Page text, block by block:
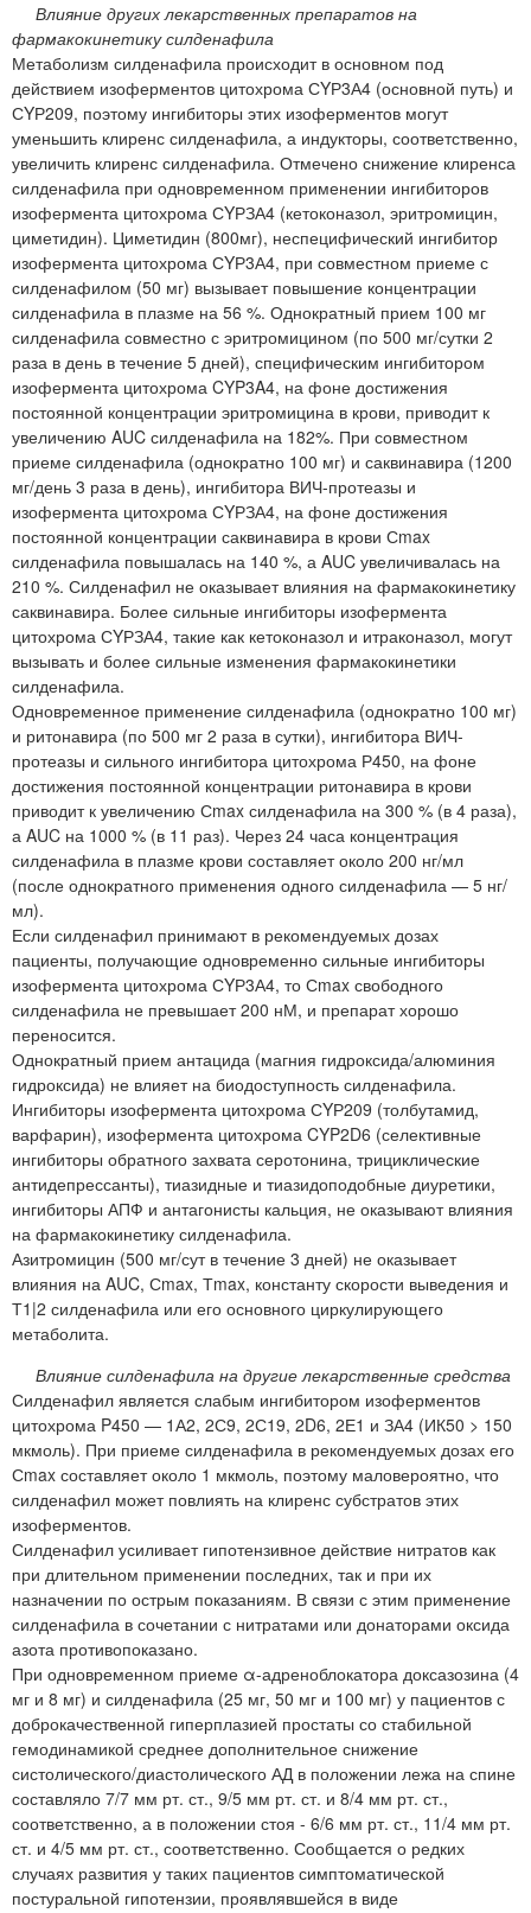
Влияние других лекарственных препаратов на
фармакокинетику силденафила
Метаболизм силденафила происходит в основном под
действием изоферментов цитохрома СYР3А4 (основной путь) и
СYР209, поэтому ингибиторы этих изоферментов могут
уменьшить клиренс силденафила, а индукторы, соответственно,
увеличить клиренс силденафила. Отмечено снижение клиренса
силденафила при одновременном применении ингибиторов
изофермента цитохрома СYРЗА4 (кетоконазол, эритромицин,
циметидин). Циметидин (800мг), неспецифический ингибитор
изофермента цитохрома СYР3А4, при совместном приеме с
силденафилом (50 мг) вызывает повышение концентрации
силденафила в плазме на 56 %. Однократный прием 100 мг
силденафила совместно с эритромицином (по 500 мг/сутки 2
раза в день в течение 5 дней), специфическим ингибитором
изофермента цитохрома CYP3A4, на фоне достижения
постоянной концентрации эритромицина в крови, приводит к
увеличению AUC силденафила на 182%. При совместном
приеме силденафила (однократно 100 мг) и саквинавира (1200
мг/день 3 раза в день), ингибитора ВИЧ-протеазы и
изофермента цитохрома СYРЗА4, на фоне достижения
постоянной концентрации саквинавира в крови Сmax
силденафила повышалась на 140 %, а AUC увеличивалась на
210 %. Силденафил не оказывает влияния на фармакокинетику
саквинавира. Более сильные ингибиторы изофермента
цитохрома СYРЗА4, такие как кетоконазол и итраконазол, могут
вызывать и более сильные изменения фармакокинетики
силденафила.
Одновременное применение силденафила (однократно 100 мг)
и ритонавира (по 500 мг 2 раза в сутки), ингибитора ВИЧ-
протеазы и сильного ингибитора цитохрома Р450, на фоне
достижения постоянной концентрации ритонавира в крови
приводит к увеличению Сmax силденафила на 300 % (в 4 раза),
а AUC на 1000 % (в 11 раз). Через 24 часа концентрация
силденафила в плазме крови составляет около 200 нг/мл
(после однократного применения одного силденафила — 5 нг/
мл).
Если силденафил принимают в рекомендуемых дозах
пациенты, получающие одновременно сильные ингибиторы
изофермента цитохрома СYР3А4, то Сmax свободного
силденафила не превышает 200 нМ, и препарат хорошо
переносится.
Однократный прием антацида (магния гидроксида/алюминия
гидроксида) не влияет на биодоступность силденафила.
Ингибиторы изофермента цитохрома СYР209 (толбутамид,
варфарин), изофермента цитохрома CYP2D6 (селективные
ингибиторы обратного захвата серотонина, трициклические
антидепрессанты), тиазидные и тиазидоподобные диуретики,
ингибиторы АПФ и антагонисты кальция, не оказывают влияния
на фармакокинетику силденафила.
Азитромицин (500 мг/сут в течение 3 дней) не оказывает
влияния на AUC, Сmax, Тmax, константу скорости выведения и
Т1|2 силденафила или его основного циркулирующего
метаболита.
Влияние силденафила на другие лекарственные средства
Силденафил является слабым ингибитором изоферментов
цитохрома P450 — 1А2, 2С9, 2С19, 2D6, 2Е1 и ЗА4 (ИК50 > 150
мкмоль). При приеме силденафила в рекомендуемых дозах его
Сmax составляет около 1 мкмоль, поэтому маловероятно, что
силденафил может повлиять на клиренс субстратов этих
изоферментов.
Силденафил усиливает гипотензивное действие нитратов как
при длительном применении последних, так и при их
назначении по острым показаниям. В связи с этим применение
силденафила в сочетании с нитратами или донаторами оксида
азота противопоказано.
При одновременном приеме α-адреноблокатора доксазозина (4
мг и 8 мг) и силденафила (25 мг, 50 мг и 100 мг) у пациентов с
доброкачественной гиперплазией простаты со стабильной
гемодинамикой среднее дополнительное снижение
систолического/диастолического АД в положении лежа на спине
составляло 7/7 мм рт. ст., 9/5 мм рт. ст. и 8/4 мм рт. ст.,
соответственно, а в положении стоя - 6/6 мм рт. ст., 11/4 мм рт.
ст. и 4/5 мм рт. ст., соответственно. Сообщается о редких
случаях развития у таких пациентов симптоматической
постуральной гипотензии, проявлявшейся в виде